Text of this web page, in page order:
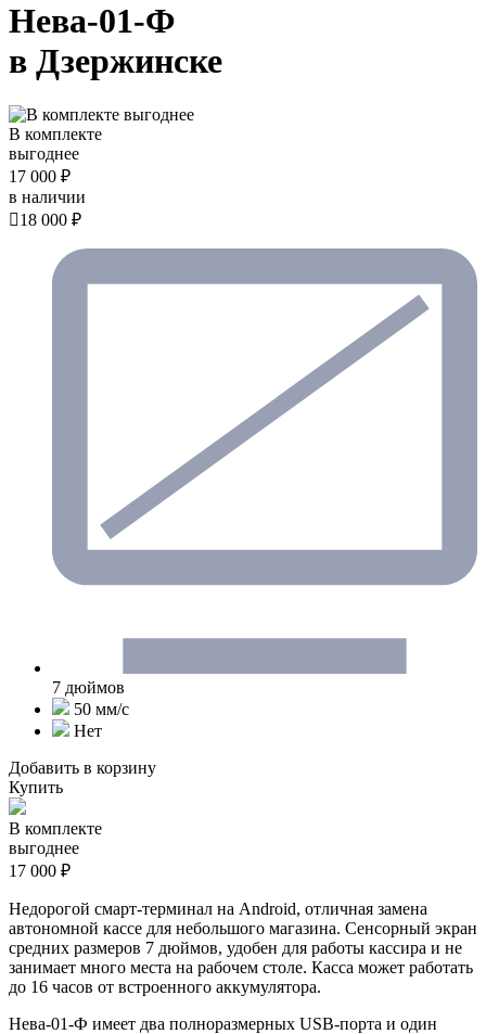
Нева-01-Ф
в Дзержинске
В комплекте
выгоднее
17 000 ₽
в наличии
18 000 ₽
7 дюймов
50 мм/c
Нет
Добавить в корзину
Купить
В комплекте
выгоднее
17 000 ₽
Недорогой смарт-терминал на Android, отличная замена
автономной кассе для небольшого магазина. Сенсорный экран
средних размеров 7 дюймов, удобен для работы кассира и не
занимает много места на рабочем столе. Касса может работать
до 16 часов от встроенного аккумулятора.
Нева-01-Ф имеет два полноразмерных USB-порта и один